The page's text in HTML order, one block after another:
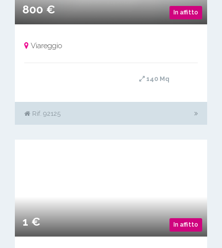
In affitto
800 €
Viareggio
140 Mq
Rif. 92125
In affitto
1 €